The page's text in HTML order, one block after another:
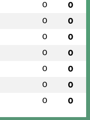
0 0
0 0
0 0
0 0
0 0
0 0
0 0